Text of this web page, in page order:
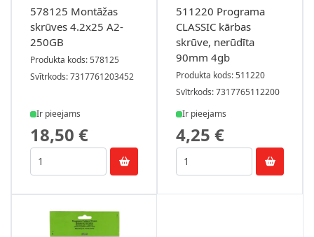
578125 Montāžas
skrūves 4.2x25 A2-
250GB
Produkta kods: 578125
Svītrkods: 7317761203452
Ir pieejams
18,50 €
511220 Programa
CLASSIC kārbas
skrūve, nerūdīta
90mm 4gb
Produkta kods: 511220
Svītrkods: 7317765112200
Ir pieejams
4,25 €